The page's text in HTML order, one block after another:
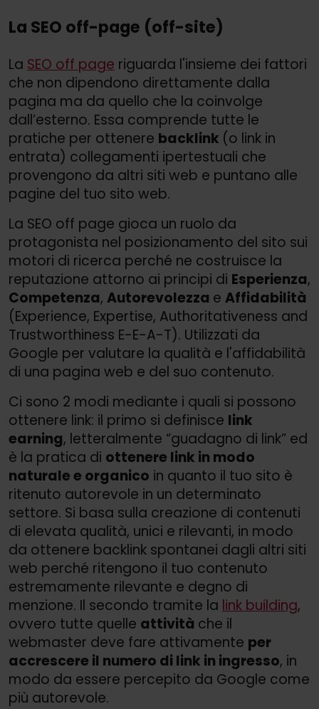
La SEO off-page (off-site)
La SEO off page riguarda l'insieme dei fattori
che non dipendono direttamente dalla
pagina ma da quello che la coinvolge
dall’esterno. Essa comprende tutte le
pratiche per ottenere backlink (o link in
entrata) collegamenti ipertestuali che
provengono da altri siti web e puntano alle
pagine del tuo sito web.
La SEO off page gioca un ruolo da
protagonista nel posizionamento del sito sui
motori di ricerca perché ne costruisce la
reputazione attorno ai principi di Esperienza,
Competenza, Autorevolezza e Affidabilità
(Experience, Expertise, Authoritativeness and
Trustworthiness E-E-A-T). Utilizzati da
Google per valutare la qualità e l'affidabilità
di una pagina web e del suo contenuto.
Ci sono 2 modi mediante i quali si possono
ottenere link: il primo si definisce link
earning, letteralmente “guadagno di link” ed
è la pratica di ottenere link in modo
naturale e organico in quanto il tuo sito è
ritenuto autorevole in un determinato
settore. Si basa sulla creazione di contenuti
di elevata qualità, unici e rilevanti, in modo
da ottenere backlink spontanei dagli altri siti
web perché ritengono il tuo contenuto
estremamente rilevante e degno di
menzione. Il secondo tramite la link building,
ovvero tutte quelle attività che il
webmaster deve fare attivamente per
accrescere il numero di link in ingresso, in
modo da essere percepito da Google come
più autorevole.